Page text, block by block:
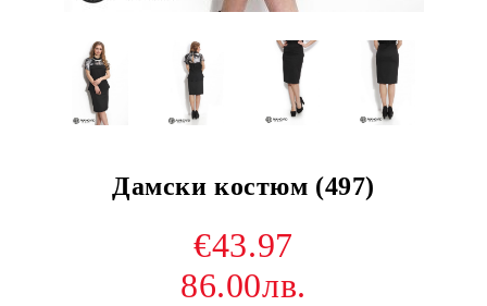
Дамски костюм (497)
€43.97
86.00лв.